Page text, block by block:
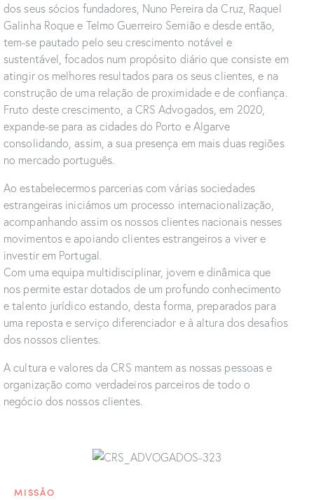
dos seus sócios fundadores, Nuno Pereira da Cruz, Raquel
Galinha Roque e Telmo Guerreiro Semião e desde então,
tem-se pautado pelo seu crescimento notável e
sustentável, focados num propósito diário que consiste em
atingir os melhores resultados para os seus clientes, e na
construção de uma relação de proximidade e de confiança.
Fruto deste crescimento, a CRS Advogados, em 2020,
expande-se para as cidades do Porto e Algarve
consolidando, assim, a sua presença em mais duas regiões
no mercado português.
Ao estabelecermos parcerias com várias sociedades
estrangeiras iniciámos um processo internacionalização,
acompanhando assim os nossos clientes nacionais nesses
movimentos e apoiando clientes estrangeiros a viver e
investir em Portugal.
Com uma equipa multidisciplinar, jovem e dinâmica que
nos permite estar dotados de um profundo conhecimento
e talento jurídico estando, desta forma, preparados para
uma reposta e serviço diferenciador e à altura dos desafios
dos nossos clientes.
A cultura e valores da CRS mantem as nossas pessoas e
organização como verdadeiros parceiros de todo o
negócio dos nossos clientes.
MISSÂO